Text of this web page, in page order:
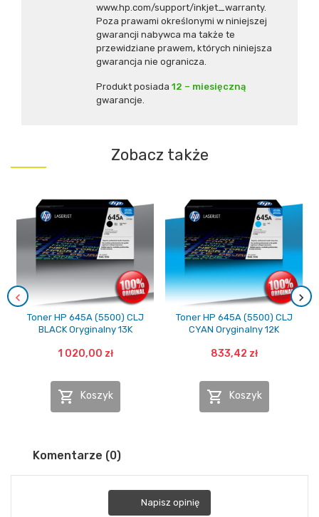
www.hp.com/support/inkjet_warranty.
Poza prawami określonymi w niniejszej
gwarancji nabywca ma także te
przewidziane prawem, których niniejsza
gwarancja nie ogranicza.
Produkt posiada 12 – miesięczną
gwarancje.
Zobacz także
Toner HP 645A (5500) CLJ
BLACK Oryginalny 13K
1 020,00 zł
 Koszyk
Toner HP 645A (5500) CLJ
CYAN Oryginalny 12K
833,42 zł
 Koszyk
Komentarze (0)
Napisz opinię